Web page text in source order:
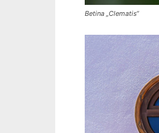
Betina „Clematis“